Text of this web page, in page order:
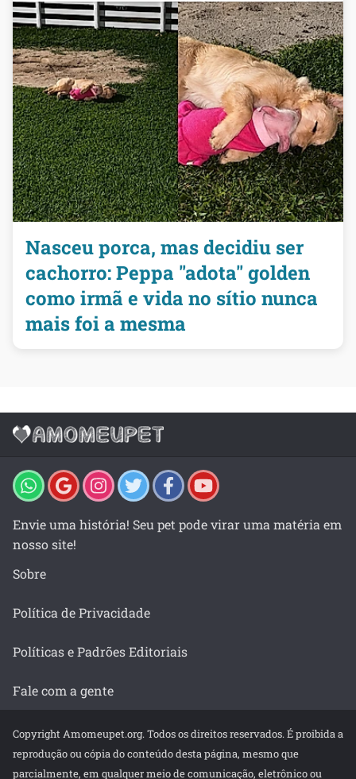
Nasceu porca, mas decidiu ser
cachorro: Peppa "adota" golden
como irmã e vida no sítio nunca
mais foi a mesma
Envie uma história! Seu pet pode virar uma matéria em
nosso site!
Sobre
Política de Privacidade
Políticas e Padrões Editoriais
Fale com a gente
Copyright Amomeupet.org. Todos os direitos reservados. É proibida a
reprodução ou cópia do conteúdo desta página, mesmo que
parcialmente, em qualquer meio de comunicação, eletrônico ou